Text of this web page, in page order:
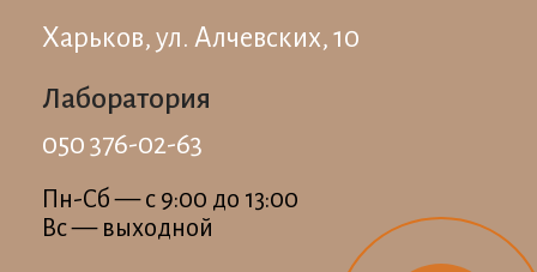
Харьков, ул. Алчевских, 10
Лаборатория
050 376-02-63
Пн-Сб — c 9:00 до 13:00
Вс — выходной